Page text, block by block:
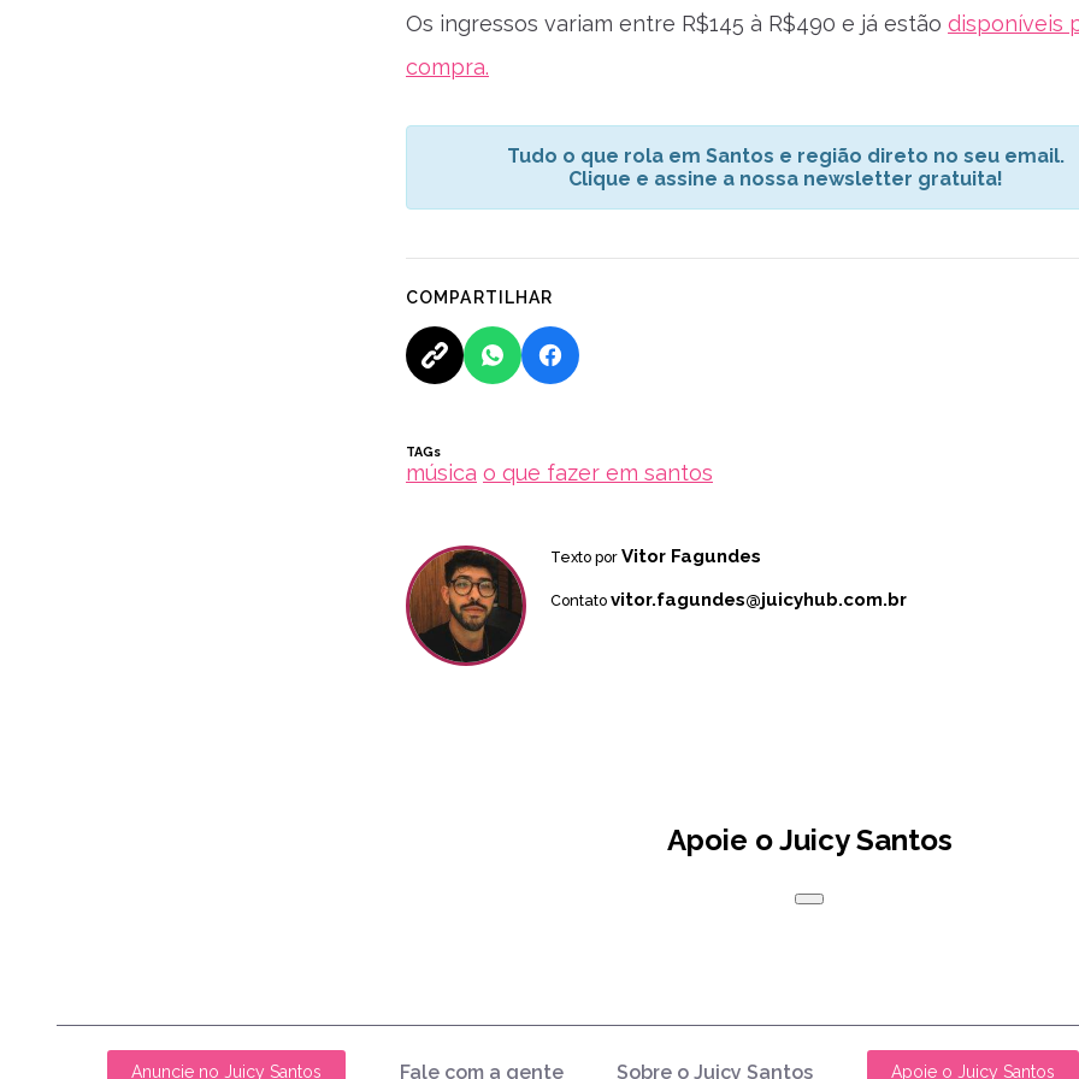
Os ingressos variam entre R$145 à R$490 e já estão disponíveis
compra.
Tudo o que rola em Santos e região direto no seu email.
Clique e assine a nossa newsletter gratuita!
COMPARTILHAR
TAGs
música o que fazer em santos
Texto por Vitor Fagundes
Contato vitor.fagundes@juicyhub.com.br
Apoie o Juicy Santos
Anuncie no Juicy Santos Fale com a gente Sobre o Juicy Santos Apoie o Juicy Santos